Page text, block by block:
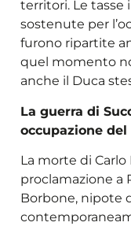
territori. Le tasse
sostenute per
furono ripartite
quel momento
anche il Duca
La guerra di
occupazione del
La morte di Carlo
proclamazione a
Borbone, nipote